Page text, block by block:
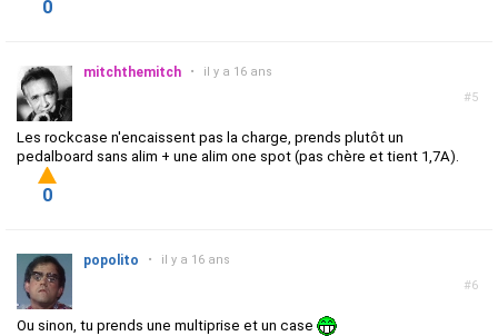
0
#5
mitchthemitch • il y a 16 ans
Les rockcase n'encaissent pas la charge, prends plutôt un
pedalboard sans alim + une alim one spot (pas chère et tient 1,7A).
0
#6
popolito • il y a 16 ans
Ou sinon, tu prends une multiprise et un case